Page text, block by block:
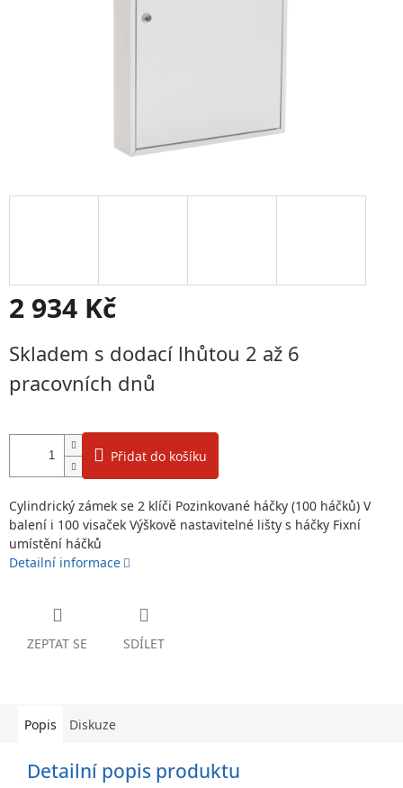
2 934 Kč
cena:
Skladem s dodací lhůtou 2 až 6
pracovních dnů
Přidat do košíku
Cylindrický zámek se 2 klíči Pozinkované háčky (100 háčků) V
balení i 100 visaček Výškově nastavitelné lišty s háčky Fixní
umístění háčků
Detailní informace
ZEPTAT SE SDÍLET
Popis Diskuze
Detailní popis produktu